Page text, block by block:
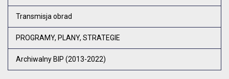
Transmisja obrad
PROGRAMY, PLANY, STRATEGIE
Archiwalny BIP (2013-2022)